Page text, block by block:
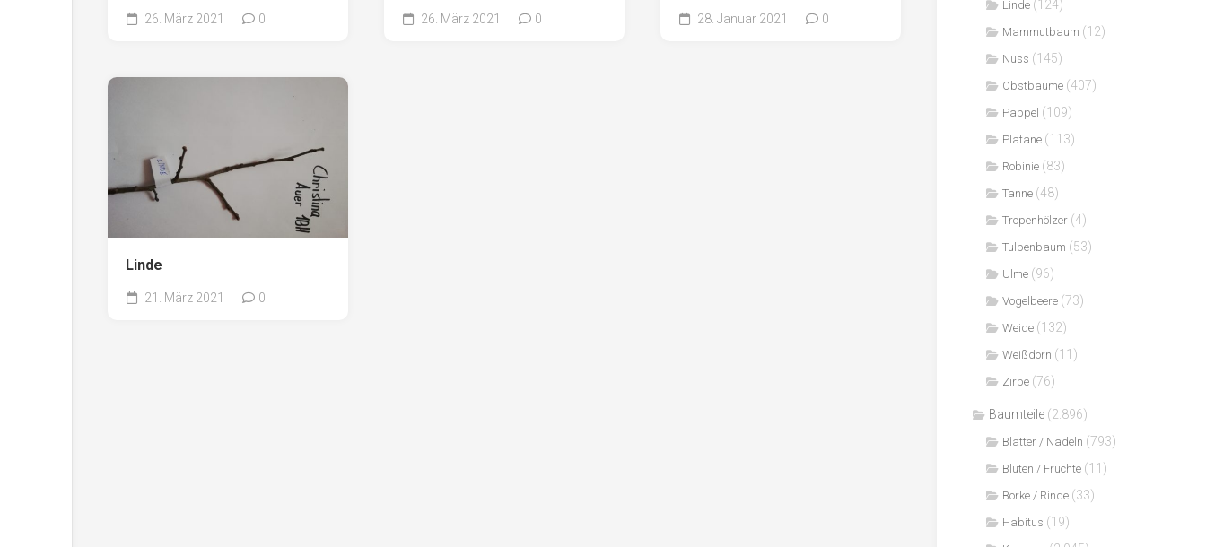
26. März 2021 0 26. März 2021 0 28. Januar 2021 0
Linde
21. März 2021 0
Linde (124)
Mammutbaum (12)
Nuss (145)
Obstbäume (407)
Pappel (109)
Platane (113)
Robinie (83)
Tanne (48)
Tropenhölzer (4)
Tulpenbaum (53)
Ulme (96)
Vogelbeere (73)
Weide (132)
Weißdorn (11)
Zirbe (76)
Baumteile (2.896)
Blätter / Nadeln (793)
Blüten / Früchte (11)
Borke / Rinde (33)
Habitus (19)